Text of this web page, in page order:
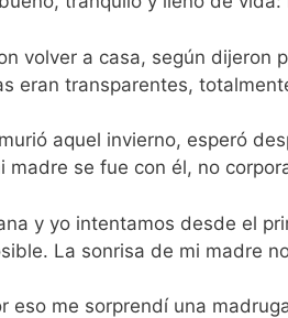
volver a casa, según dijeron
eran transparentes,
aquel invierno, esperó
madre se fue con él, no
y yo intentamos desde el
La sonrisa de mi madre
eso me sorprendí una